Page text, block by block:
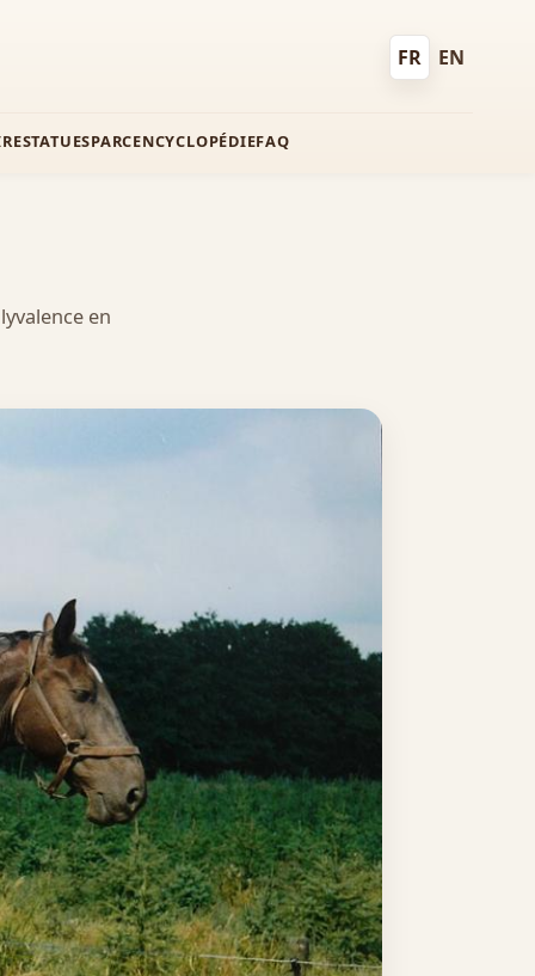
FR
Français
EN
English
STATUESPARCENCYCLOPÉDIEFAQ
en